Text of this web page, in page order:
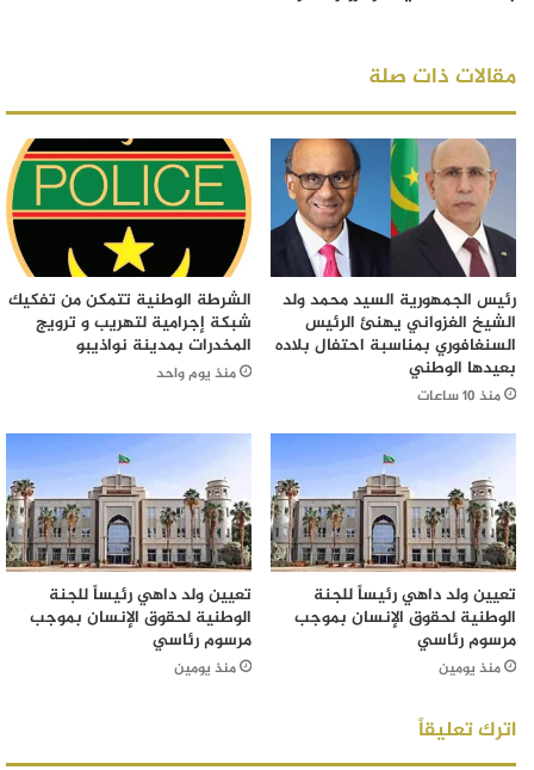
مقالات ذات صلة
رئيس الجمهورية السيد محمد ولد
الشيخ الغزواني يهنئ الرئيس
السنغافوري بمناسبة احتفال بلاده
بعيدها الوطني
منذ 10 ساعات
الشرطة الوطنية تتمكن من تفكيك
شبكة إجرامية لتهريب و ترويج
المخدرات بمدينة نواذيبو
منذ يوم واحد
تعيين ولد داهي رئيساً للجنة
الوطنية لحقوق الإنسان بموجب
مرسوم رئاسي
منذ يومين
تعيين ولد داهي رئيساً للجنة
الوطنية لحقوق الإنسان بموجب
مرسوم رئاسي
منذ يومين
اترك تعليقاً